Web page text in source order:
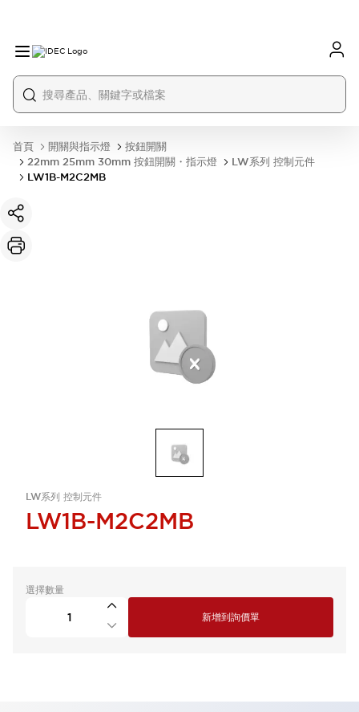
首頁 開關與指示燈
按鈕開關
22mm 25mm 30mm 按鈕開關・指示燈
LW系列 控制元件
LW1B-M2C2MB
LW系列 控制元件
LW1B-M2C2MB
選擇數量
新增到詢價單